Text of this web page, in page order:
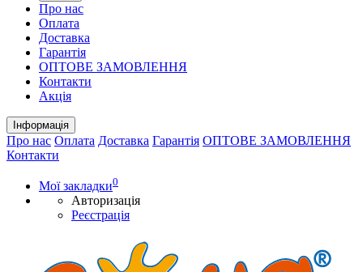
Про нас
Оплата
Доставка
Гарантія
ОПТОВЕ ЗАМОВЛЕННЯ
Контакти
Акція
Інформація
Про нас Оплата Доставка Гарантія ОПТОВЕ ЗАМОВЛЕННЯ
Контакти
Мої закладки0
Авторизація
Реєстрація